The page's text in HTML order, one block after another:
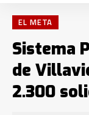
EL META
Sistema
de
2.300